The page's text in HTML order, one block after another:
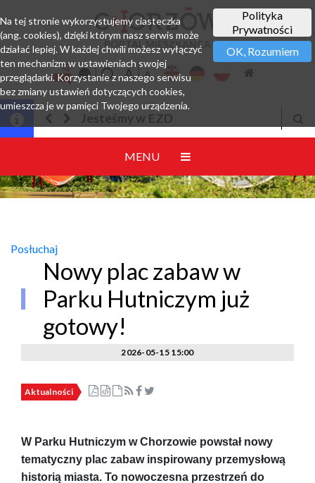
PORTAL MIESZKAŃCA
Jesteśmy w EZD
MENU
Posłuchaj
Nowy plac zabaw w
Parku Hutniczym już
gotowy!
2026-05-15 15:00
Aktualności
W Parku Hutniczym w Chorzowie powstał nowy
tematyczny plac zabaw inspirowany przemysłową
historią miasta. To nowoczesna przestrzeń do
Polityka
Prywatności
OK, Rozumiem
Na tej stronie wykorzystujemy ciasteczka
(ang. cookies), dzięki którym nasz serwis może
działać lepiej. W każdej chwili możesz wyłączyć
ten mechanizm w ustawieniach swojej
przeglądarki. Korzystanie z naszego serwisu
bez zmiany ustawień dotyczących cookies,
umieszcza je w pamięci Twojego urządzenia.